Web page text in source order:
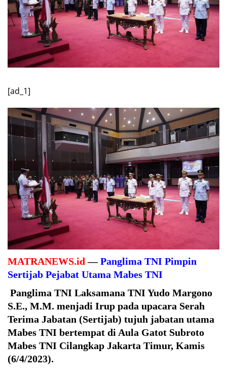
[ad_1]
MATRANEWS.id —Panglima TNI Pimpin
Sertijab Pejabat Utama Mabes TNI
Panglima TNI Laksamana TNI Yudo Margono
S.E., M.M. menjadi Irup pada upacara Serah
Terima Jabatan (Sertijab) tujuh jabatan utama
Mabes TNI bertempat di Aula Gatot Subroto
Mabes TNI Cilangkap Jakarta Timur, Kamis
(6/4/2023).